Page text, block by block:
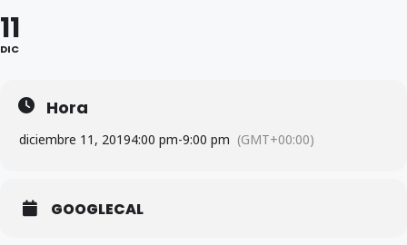
11
DIC
Hora
diciembre 11, 20194:00 pm-9:00 pm (GMT+00:00)
GOOGLECAL